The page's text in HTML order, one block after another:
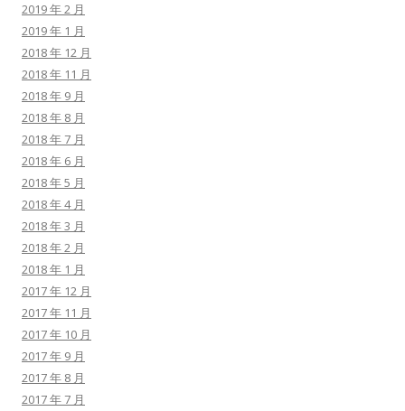
2019 年 2 月
2019 年 1 月
2018 年 12 月
2018 年 11 月
2018 年 9 月
2018 年 8 月
2018 年 7 月
2018 年 6 月
2018 年 5 月
2018 年 4 月
2018 年 3 月
2018 年 2 月
2018 年 1 月
2017 年 12 月
2017 年 11 月
2017 年 10 月
2017 年 9 月
2017 年 8 月
2017 年 7 月